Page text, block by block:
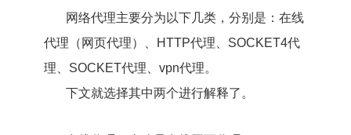
网络代理主要分为以下几类，分别是：在线
代理（网页代理）、HTTP代理、SOCKET4代
理、SOCKET代理、vpn代理。
下文就选择其中两个进行解释了。